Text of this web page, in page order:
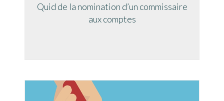
Quid de la nomination d’un commissaire
aux comptes